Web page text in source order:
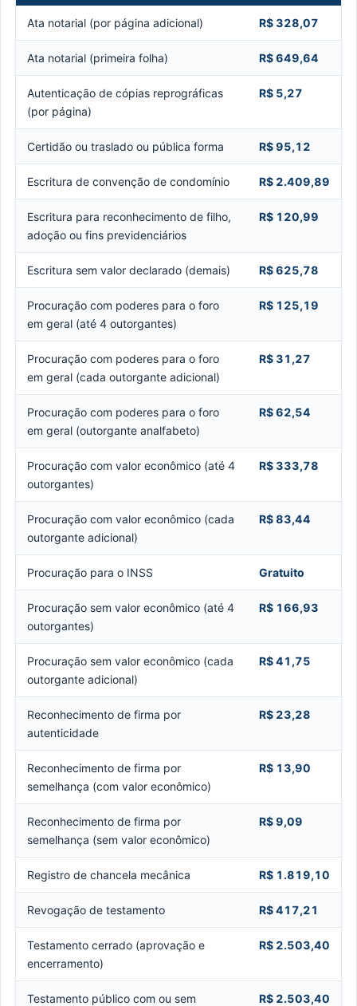
Ata notarial (por página adicional) R$ 328,07
Ata notarial (primeira folha) R$ 649,64
Autenticação de cópias reprográficas
(por página)
R$ 5,27
Certidão ou traslado ou pública forma R$ 95,12
Escritura de convenção de condomínio R$ 2.409,89
Escritura para reconhecimento de filho,
adoção ou fins previdenciários
R$ 120,99
Escritura sem valor declarado (demais) R$ 625,78
Procuração com poderes para o foro
em geral (até 4 outorgantes)
R$ 125,19
Procuração com poderes para o foro
em geral (cada outorgante adicional)
R$ 31,27
Procuração com poderes para o foro
em geral (outorgante analfabeto)
R$ 62,54
Procuração com valor econômico (até 4
outorgantes)
R$ 333,78
Procuração com valor econômico (cada
outorgante adicional)
R$ 83,44
Procuração para o INSS Gratuito
Procuração sem valor econômico (até 4
outorgantes)
R$ 166,93
Procuração sem valor econômico (cada
outorgante adicional)
R$ 41,75
Reconhecimento de firma por
autenticidade
R$ 23,28
Reconhecimento de firma por
semelhança (com valor econômico)
R$ 13,90
Reconhecimento de firma por
semelhança (sem valor econômico)
R$ 9,09
Registro de chancela mecânica R$ 1.819,10
Revogação de testamento R$ 417,21
Testamento cerrado (aprovação e
encerramento)
R$ 2.503,40
Testamento público com ou sem
R$ 2.503,40